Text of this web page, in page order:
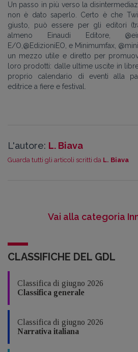
Un passo in più verso la
non è dato saperlo. Certo è che
giusto, può essere per gli editori
almeno Einaudi Editore,
E/O,@EdizioniEO, e Minimumfax,
un mezzo utile e diretto per
loro prodotti: dalle ultime uscite in
proprio calendario di eventi alla
editrice a fiere e festival.
L'autore: L. Biava
Guarda tutti gli articoli scritti da L. Biava
Vai alla categoria
CLASSIFICHE DEL GDL
Classifica di giugno 2026
Classifica generale
Classifica di giugno 2026
Narrativa italiana